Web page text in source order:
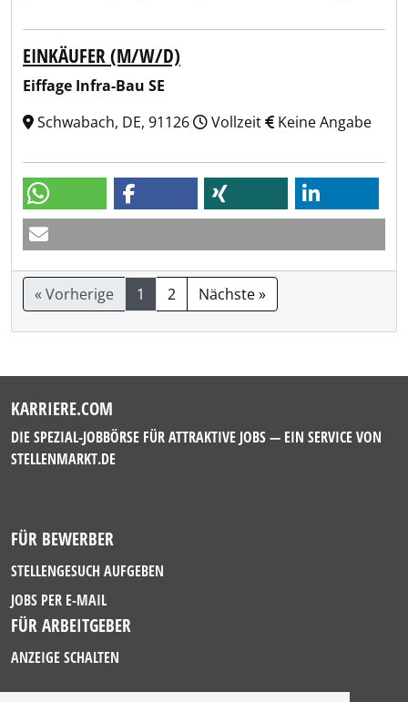
EINKÄUFER (M/W/D)
Eiffage Infra-Bau SE
Schwabach, DE, 91126
Vollzeit Keine Angabe
« Vorherige 1 2 Nächste »
KARRIERE.COM
DIE SPEZIAL-JOBBÖRSE FÜR ATTRAKTIVE JOBS — EIN SERVICE VON
STELLENMARKT.DE
FÜR BEWERBER
STELLENGESUCH AUFGEBEN
JOBS PER E-MAIL
FÜR ARBEITGEBER
ANZEIGE SCHALTEN